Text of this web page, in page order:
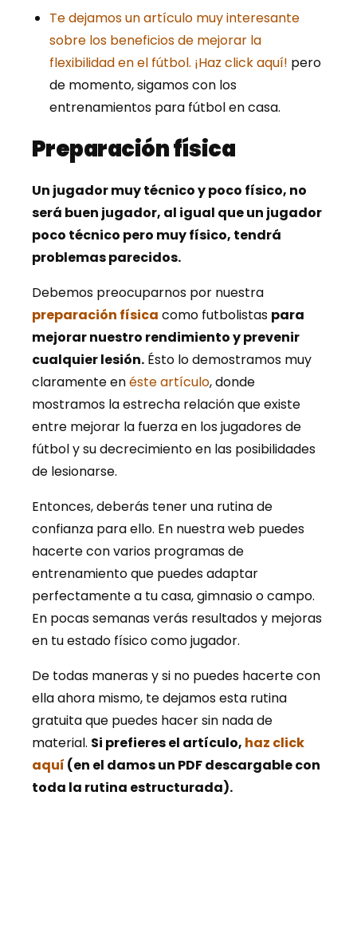
Te dejamos un artículo muy interesante
sobre los beneficios de mejorar la
flexibilidad en el fútbol. ¡Haz click aquí! pero
de momento, sigamos con los
entrenamientos para fútbol en casa.
Preparación física
Un jugador muy técnico y poco físico, no
será buen jugador, al igual que un jugador
poco técnico pero muy físico, tendrá
problemas parecidos.
Debemos preocuparnos por nuestra
preparación física como futbolistas para
mejorar nuestro rendimiento y prevenir
cualquier lesión. Ésto lo demostramos muy
claramente enéste artículo, donde
mostramos la estrecha relación que existe
entre mejorar la fuerza en los jugadores de
fútbol y su decrecimiento en las posibilidades
de lesionarse.
Entonces, deberás tener una rutina de
confianza para ello. En nuestra web puedes
hacerte con varios programas de
entrenamiento que puedes adaptar
perfectamente a tu casa, gimnasio o campo.
En pocas semanas verás resultados y mejoras
en tu estado físico como jugador.
De todas maneras y si no puedes hacerte con
ella ahora mismo, te dejamos esta rutina
gratuita que puedes hacer sin nada de
material. Si prefieres el artículo, haz click
aquí (en el damos un PDF descargable con
toda la rutina estructurada).